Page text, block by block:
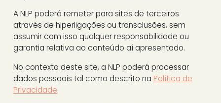
A NLP poderá remeter para sites de terceiros
através de hiperligações ou transclusões, sem
assumir com isso qualquer responsabilidade ou
garantia relativa ao conteúdo aí apresentado.
No contexto deste site, a NLP poderá processar
dados pessoais tal como descrito na Política de
Privacidade.